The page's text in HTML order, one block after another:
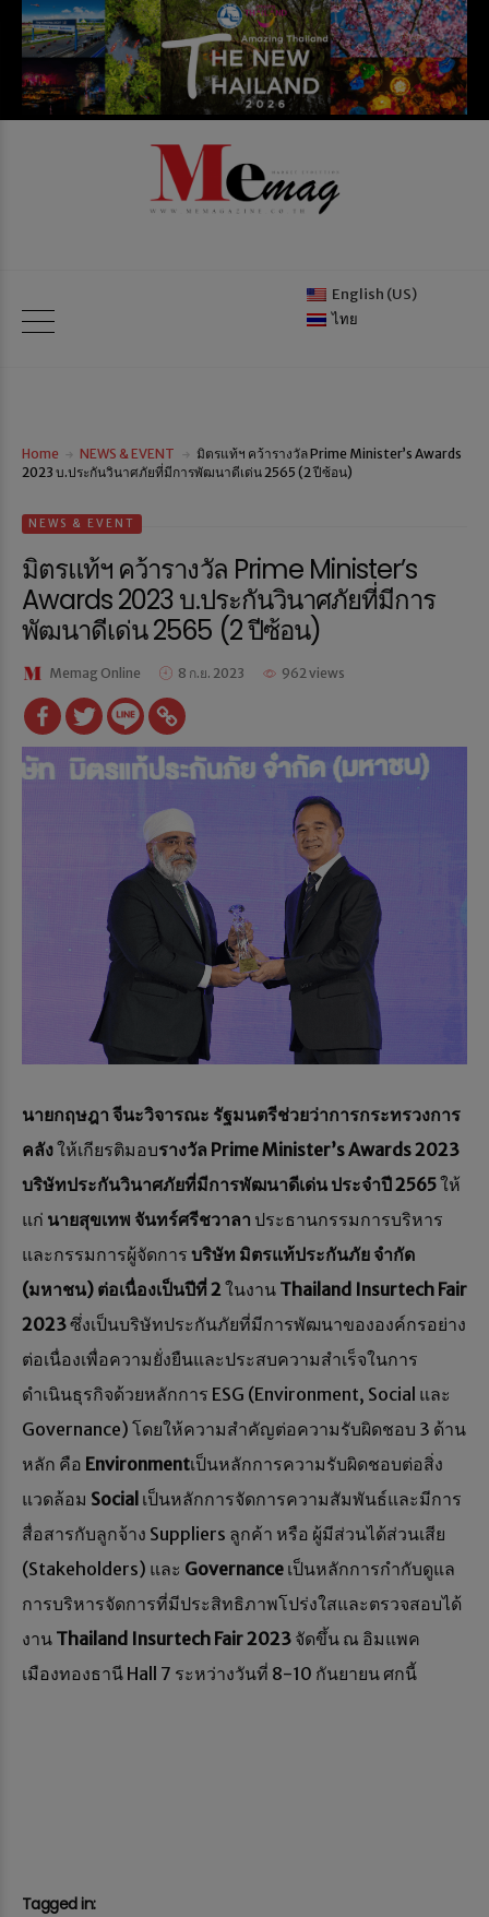
English (US)
ไทย
Home NEWS & EVENT
มิตรแท้ฯ คว้ารางวัล Prime Minister’s Awards
2023 บ.ประกันวินาศภัยที่มีการพัฒนาดีเด่น 2565 (2 ปีซ้อน)
NEWS & EVENT
มิตรแท้ฯ คว้ารางวัล Prime Minister’s
Awards 2023 บ.ประกันวินาศภัยที่มีการ
พัฒนาดีเด่น 2565 (2 ปีซ้อน)
Memag Online 8 ก.ย. 2023 962 views
นายกฤษฎา จีนะวิจารณะ รัฐมนตรีช่วยว่าการกระทรวงการ
คลังให้เกียรติมอบรางวัล Prime Minister’s Awards 2023
บริษัทประกันวินาศภัยที่มีการพัฒนาดีเด่น ประจำปี 2565ให้
แก่ นายสุขเทพ จันทร์ศรีชวาลา ประธานกรรมการบริหาร
และกรรมการผู้จัดการ บริษัท มิตรแท้ประกันภัย จำกัด
(มหาชน) ต่อเนื่องเป็นปีที่ 2 ในงาน Thailand Insurtech Fair
2023ซึ่งเป็นบริษัทประกันภัยที่มีการพัฒนาขององค์กรอย่าง
ต่อเนื่องเพื่อความยั่งยืนและประสบความสำเร็จในการ
ดำเนินธุรกิจด้วยหลักการ ESG (Environment, Social และ
Governance) โดยให้ความสำคัญต่อความรับผิดชอบ 3 ด้าน
หลัก คือ Environmentเป็นหลักการความรับผิดชอบต่อสิ่ง
แวดล้อม Social เป็นหลักการจัดการความสัมพันธ์และมีการ
สื่อสารกับลูกจ้าง Suppliers ลูกค้า หรือ ผู้มีส่วนได้ส่วนเสีย
(Stakeholders) และ Governance เป็นหลักการกำกับดูแล
การบริหารจัดการที่มีประสิทธิภาพโปร่งใสและตรวจสอบได้
งาน Thailand Insurtech Fair 2023 จัดขึ้น ณ อิมแพค
เมืองทองธานี Hall 7 ระหว่างวันที่ 8-10 กันยายน ศกนี้
Tagged in: